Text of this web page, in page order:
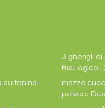
3 gherigli
Bio,Logico
sultanina
mezzo
polvere